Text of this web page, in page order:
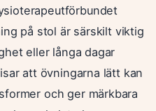
på stol är särskilt viktig
eller långa dagar
att övningarna lätt kan
och ger märkbara